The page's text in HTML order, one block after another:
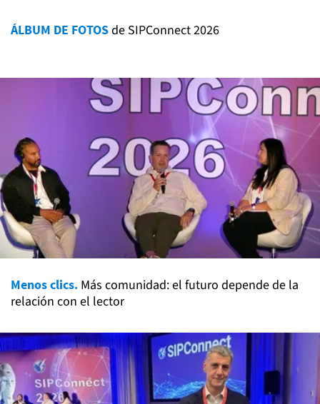
ÁLBUM DE FOTOSde SIPConnect 2026
Menos clics. Más comunidad: el futuro depende de la
relación con el lector